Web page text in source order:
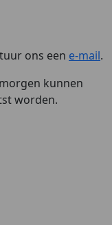
ons een e-mail.
kunnen
worden.